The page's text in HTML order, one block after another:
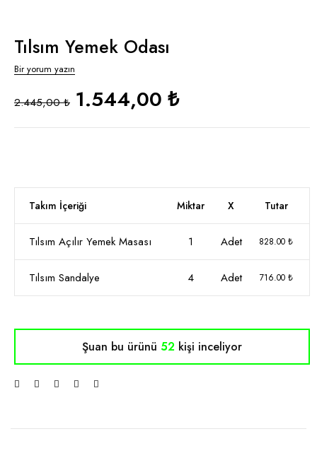
Tılsım Yemek Odası
Bir yorum yazın
2.445,00 ₺ 1.544,00 ₺
Takım İçeriği Miktar X Tutar
Tılsım Açılır Yemek Masası 1 Adet 828.00 ₺
Tılsım Sandalye 4 Adet 716.00 ₺
Şuan bu ürünü 52 kişi inceliyor